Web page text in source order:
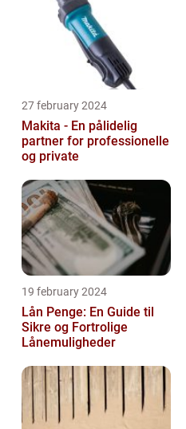
27 february 2024
Makita - En pålidelig
partner for professionelle
og private
19 february 2024
Lån Penge: En Guide til
Sikre og Fortrolige
Lånemuligheder